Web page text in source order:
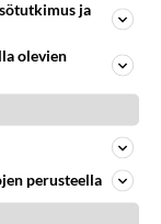
Kommentoi
ja
olevien
perusteella